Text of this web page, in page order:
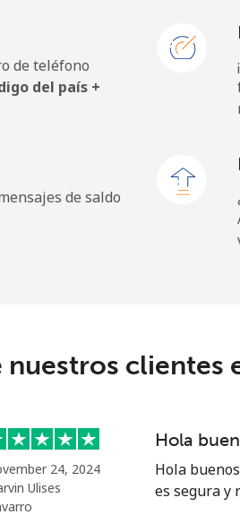
de teléfono
del país +
de saldo
nuestros clientes
24, 2024
Ulises
Hola
Hola
es segura y